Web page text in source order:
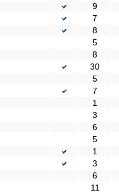
9
7
8
5
8
30
5
7
1
3
6
5
1
3
6
11